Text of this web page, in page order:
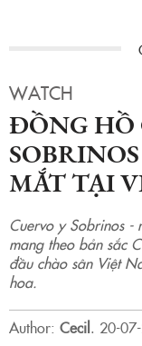
WATCH
ĐỒNG HỒ
MẮT TẠI
Cuervo y Sobrinos -
mang theo bản sắc
đầu chào sân Việt
hoa.
Author: Cecil. 20-